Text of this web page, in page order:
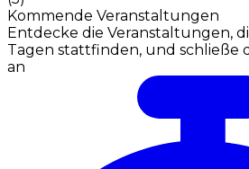
Kommende Veranstaltungen
Entdecke die Veranstaltungen,
Tagen stattfinden, und schließe
an